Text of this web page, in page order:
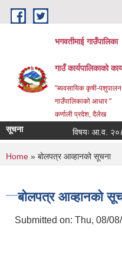
Skip to main content
भगवतीमाई गाउँपालिका
गाउँ कार्यपालिकाको
"ब्यवसायिक कृषी-पशुपालन
गाउँपालिकाको आधार "
कर्णाली प्रदेश, दैलेख
सूचना विषयः आ.व. २०८३/
You are here
Home » बोलपत्र आव्हानको सूचना
बोलपत्र आव्हानको
Submitted on: Thu, 08/